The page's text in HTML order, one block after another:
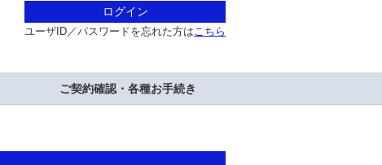
ログイン
ユーザID／パスワードを忘れた方はこちら
ご契約確認・各種お手続き